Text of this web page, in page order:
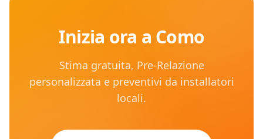
Inizia ora a Como
Stima gratuita, Pre-Relazione
personalizzata e preventivi da installatori
locali.